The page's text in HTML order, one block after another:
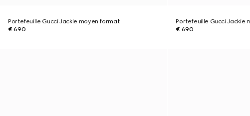
Portefeuille Gucci Jackie moyen format
€ 690
Portefeuille Gucci Jackie
€ 690